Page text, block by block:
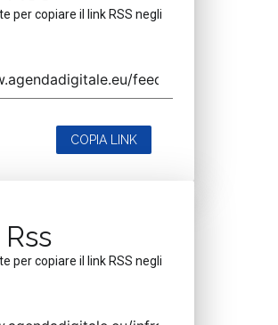
per copiare il link RSS negli
COPIA LINK
per copiare il link RSS negli